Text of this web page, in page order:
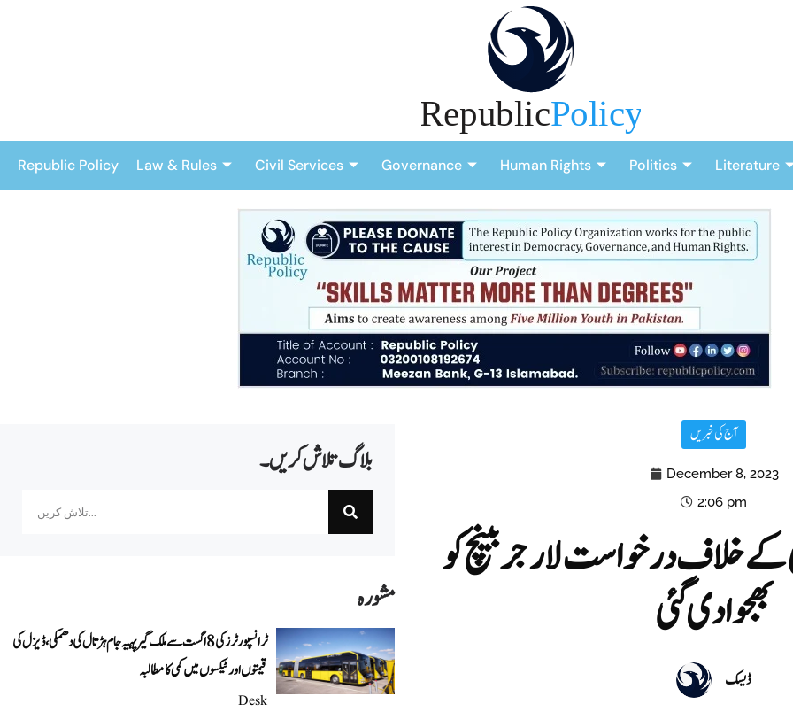
Republic Policy Law & Rules Civil Services Governance Human Rights Politics Literature
بلاگ تلاش کریں۔
مشورہ
ٹرانسپورٹرز کی 8 اگست سے ملک گیر پہیہ جام ہڑتال کی دھمکی، ڈیزل کی
قیمتوں اور ٹیکسوں میں کمی کا مطالبہ
Desk
آج کی خبریں
December 8, 2023
2:06 pm
کے خلاف درخواست لارجر بینچ کو
بھجوا دی گئی
ڈیسک